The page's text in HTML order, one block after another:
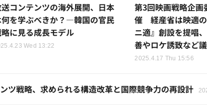
コンテンツの海外展開、日本
何を学ぶべきか？―韓国の官民
に見る成長モデル
Wed 13:22
第3回映画戦略企画
催 経産省は映適
ニ適』創設を提唱
善やロケ誘致など
2025.4.17 Thu 15:56
ツ戦略、求められる構造改革と国際競争力の再設計